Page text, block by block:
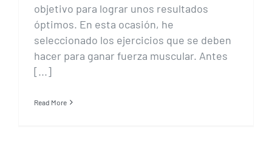
objetivo para lograr unos resultados
óptimos. En esta ocasión, he
seleccionado los ejercicios que se deben
hacer para ganar fuerza muscular. Antes
[...]
Read More